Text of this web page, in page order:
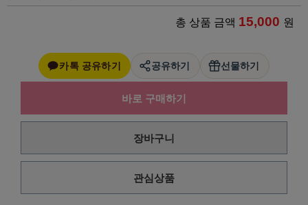
총 상품 금액 15,000 원
카톡 공유하기 공유하기 선물하기
바로 구매하기
장바구니
관심상품